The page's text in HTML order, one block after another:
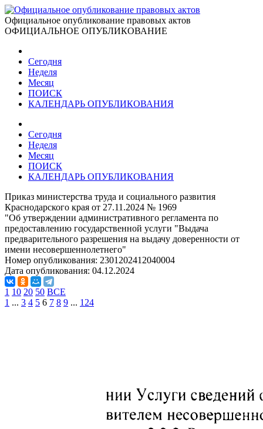
Официальное опубликование правовых актов
ОФИЦИАЛЬНОЕ ОПУБЛИКОВАНИЕ
Сегодня
Неделя
Месяц
ПОИСК
КАЛЕНДАРЬ ОПУБЛИКОВАНИЯ
Сегодня
Неделя
Месяц
ПОИСК
КАЛЕНДАРЬ ОПУБЛИКОВАНИЯ
Приказ министерства труда и социального развития
Краснодарского края от 27.11.2024 № 1969
"Об утверждении административного регламента по
предоставлению государственной услуги "Выдача
предварительного разрешения на выдачу доверенности от
имени несовершеннолетнего"
Номер опубликования: 2301202412040004
Дата опубликования: 04.12.2024
1 10 20 50 ВСЕ
1 ... 3 4 5 6 7 8 9 ... 124